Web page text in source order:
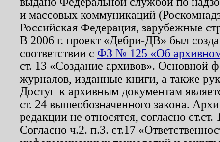
и массовых коммуникаций
Российская Федерация, зарубежные
В 2006 г. проект «Дебри-ДВ» был
соответствии с ФЗ № 125 «Об
ст. 13 «Создание архивов». Основной
журналов, изданные книги, а также
Доступ к архивным документам
ст. 24 вышеобозначенного закона.
редакции не относятся, согласно
Согласно ч.2. п.3. ст.17